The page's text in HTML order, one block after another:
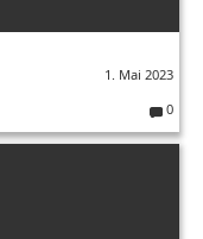
1. Mai 2023
0